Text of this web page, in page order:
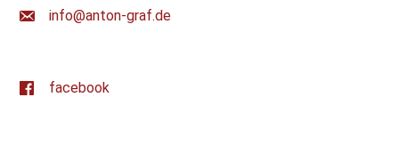
ed.farg-notna@ofni
facebook